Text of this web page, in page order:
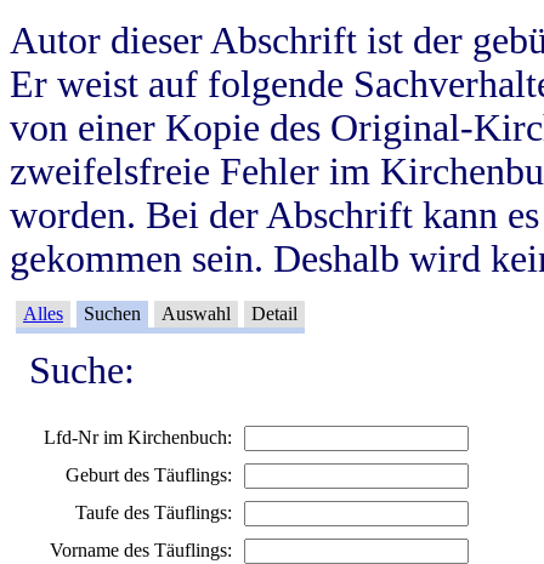
Autor dieser Abschrift ist der
Er weist auf folgende
von einer Kopie des Original-
zweifelsfreie Fehler im
worden. Bei der Abschrift kann
gekommen sein. Deshalb wird
Alles Suchen Auswahl Detail
Suche:
Lfd-Nr im Kirchenbuch:
Geburt des Täuflings:
Taufe des Täuflings:
Vorname des Täuflings: